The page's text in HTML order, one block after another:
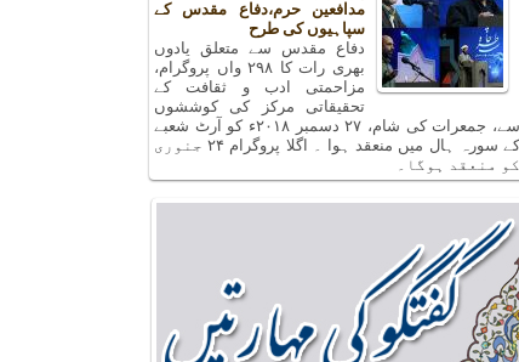
مدافعین حرم،دفاع مقدس کے
سپاہیوں کی طرح
دفاع مقدس سے متعلق یادوں
بھری رات کا ۲۹۸ واں پروگرام،
مزاحمتی ادب و ثقافت کے
تحقیقاتی مرکز کی کوششوں
سے، جمعرات کی شام، ۲۷ دسمبر ۲۰۱۸ء کو آرٹ شعبے
کے سورہ ہال میں منعقد ہوا ۔ اگلا پروگرام ۲۴ جنوری
کو منعقد ہوگا۔